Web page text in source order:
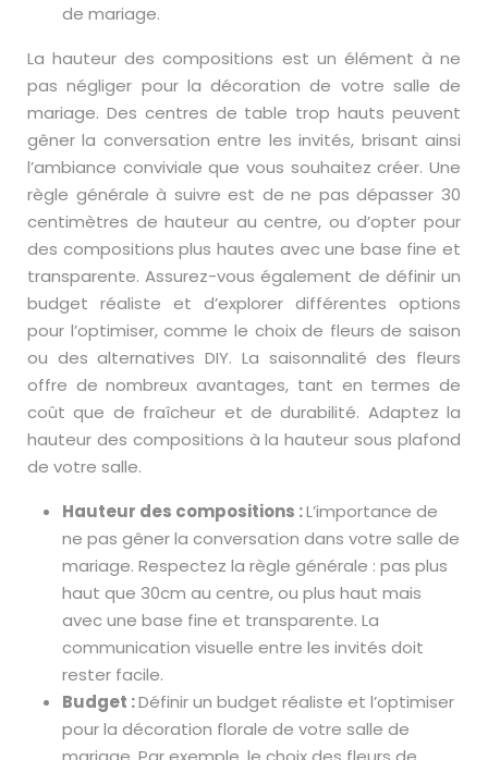
de mariage.
La hauteur des compositions est un élément à ne
pas négliger pour la décoration de votre salle de
mariage. Des centres de table trop hauts peuvent
gêner la conversation entre les invités, brisant ainsi
l’ambiance conviviale que vous souhaitez créer. Une
règle générale à suivre est de ne pas dépasser 30
centimètres de hauteur au centre, ou d’opter pour
des compositions plus hautes avec une base fine et
transparente. Assurez-vous également de définir un
budget réaliste et d’explorer différentes options
pour l’optimiser, comme le choix de fleurs de saison
ou des alternatives DIY. La saisonnalité des fleurs
offre de nombreux avantages, tant en termes de
coût que de fraîcheur et de durabilité. Adaptez la
hauteur des compositions à la hauteur sous plafond
de votre salle.
Hauteur des compositions :L’importance de
ne pas gêner la conversation dans votre salle de
mariage. Respectez la règle générale : pas plus
haut que 30cm au centre, ou plus haut mais
avec une base fine et transparente. La
communication visuelle entre les invités doit
rester facile.
Budget :Définir un budget réaliste et l’optimiser
pour la décoration florale de votre salle de